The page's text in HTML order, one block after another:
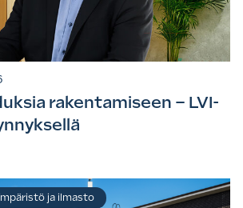
rakentamiseen – LVI-
ja ilmasto